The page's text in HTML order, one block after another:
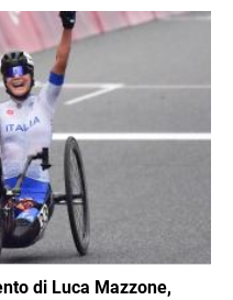
di Luca Mazzone,